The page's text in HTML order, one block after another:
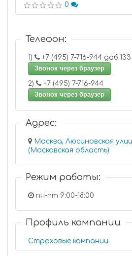
0
Телефон:
1)
+7 (495) 7-716-944 доб.133
Звонок через браузер
2)
+7 (495) 7-716-944
Звонок через браузер
Адрес:
Москва, Люсиновская
(Московская область)
Режим работы:
пн-пт 9:00-18:00
Профиль компании
Страховые компании